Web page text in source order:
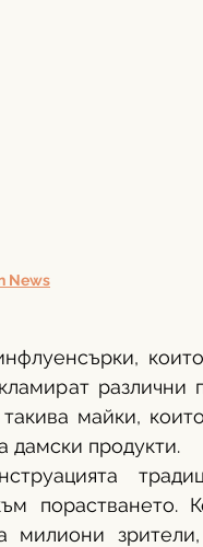
News
които
различни
майки,
дамски продукти.
порастването.
зрители,